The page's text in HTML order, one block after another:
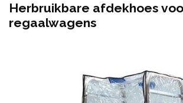
Herbruikbare afdekhoes
regaalwagens